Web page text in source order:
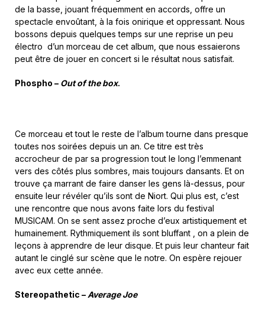
de la basse, jouant fréquemment en accords, offre un
spectacle envoûtant, à la fois onirique et oppressant. Nous
bossons depuis quelques temps sur une reprise un peu
électro d’un morceau de cet album, que nous essaierons
peut être de jouer en concert si le résultat nous satisfait.
Phospho – Out of the box.
Ce morceau et tout le reste de l’album tourne dans presque
toutes nos soirées depuis un an. Ce titre est très
accrocheur de par sa progression tout le long l’emmenant
vers des côtés plus sombres, mais toujours dansants. Et on
trouve ça marrant de faire danser les gens là-dessus, pour
ensuite leur révéler qu’ils sont de Niort. Qui plus est, c’est
une rencontre que nous avons faite lors du festival
MUSICAM. On se sent assez proche d’eux artistiquement et
humainement. Rythmiquement ils sont bluffant , on a plein de
leçons à apprendre de leur disque. Et puis leur chanteur fait
autant le cinglé sur scène que le notre. On espère rejouer
avec eux cette année.
Stereopathetic – Average Joe